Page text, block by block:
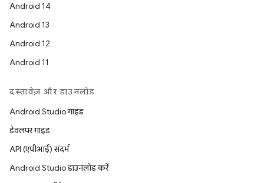
Android 14
Android 13
Android 12
Android 11
दस्तावेज़ और डाउनलोड
Android Studio गाइड
डेवलपर गाइड
API (एपीआई) संदर्भ
Android Studio डाउनलोड करें